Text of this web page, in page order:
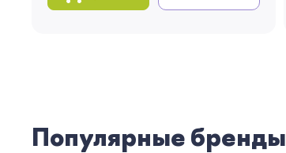
Популярные бренды